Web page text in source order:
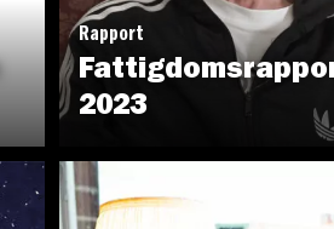
Rapport
2023